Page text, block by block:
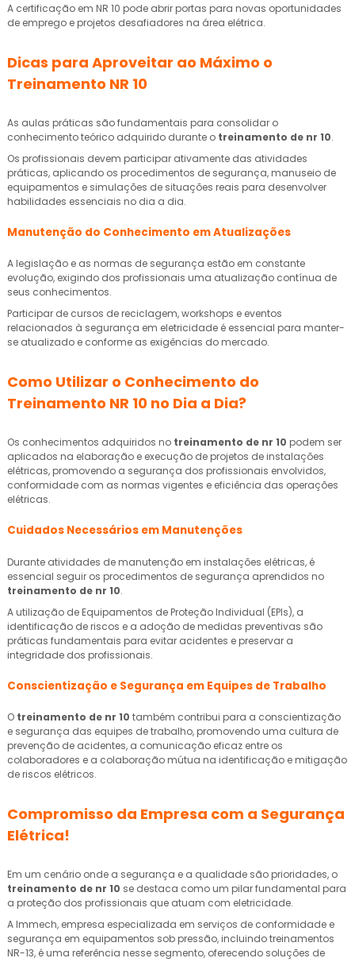
A certificação em NR 10 pode abrir portas para novas oportunidades
de emprego e projetos desafiadores na área elétrica.
Dicas para Aproveitar ao Máximo o
Treinamento NR 10
As aulas práticas são fundamentais para consolidar o
conhecimento teórico adquirido durante o treinamento de nr 10.
Os profissionais devem participar ativamente das atividades
práticas, aplicando os procedimentos de segurança, manuseio de
equipamentos e simulações de situações reais para desenvolver
habilidades essenciais no dia a dia.
Manutenção do Conhecimento em Atualizações
A legislação e as normas de segurança estão em constante
evolução, exigindo dos profissionais uma atualização contínua de
seus conhecimentos.
Participar de cursos de reciclagem, workshops e eventos
relacionados à segurança em eletricidade é essencial para manter-
se atualizado e conforme as exigências do mercado.
Como Utilizar o Conhecimento do
Treinamento NR 10 no Dia a Dia?
Os conhecimentos adquiridos no treinamento de nr 10 podem ser
aplicados na elaboração e execução de projetos de instalações
elétricas, promovendo a segurança dos profissionais envolvidos,
conformidade com as normas vigentes e eficiência das operações
elétricas.
Cuidados Necessários em Manutenções
Durante atividades de manutenção em instalações elétricas, é
essencial seguir os procedimentos de segurança aprendidos no
treinamento de nr 10.
A utilização de Equipamentos de Proteção Individual (EPIs), a
identificação de riscos e a adoção de medidas preventivas são
práticas fundamentais para evitar acidentes e preservar a
integridade dos profissionais.
Conscientização e Segurança em Equipes de Trabalho
O treinamento de nr 10 também contribui para a conscientização
e segurança das equipes de trabalho, promovendo uma cultura de
prevenção de acidentes, a comunicação eficaz entre os
colaboradores e a colaboração mútua na identificação e mitigação
de riscos elétricos.
Compromisso da Empresa com a Segurança
Elétrica!
Em um cenário onde a segurança e a qualidade são prioridades, o
treinamento de nr 10 se destaca como um pilar fundamental para
a proteção dos profissionais que atuam com eletricidade.
A Immech, empresa especializada em serviços de conformidade e
segurança em equipamentos sob pressão, incluindo treinamentos
NR-13, é uma referência nesse segmento, oferecendo soluções de